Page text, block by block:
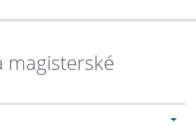
magisterské